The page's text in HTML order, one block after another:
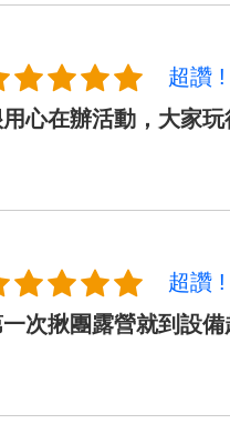
超讚 !
心在辦活動，大家
超讚 !
次揪團露營就到設